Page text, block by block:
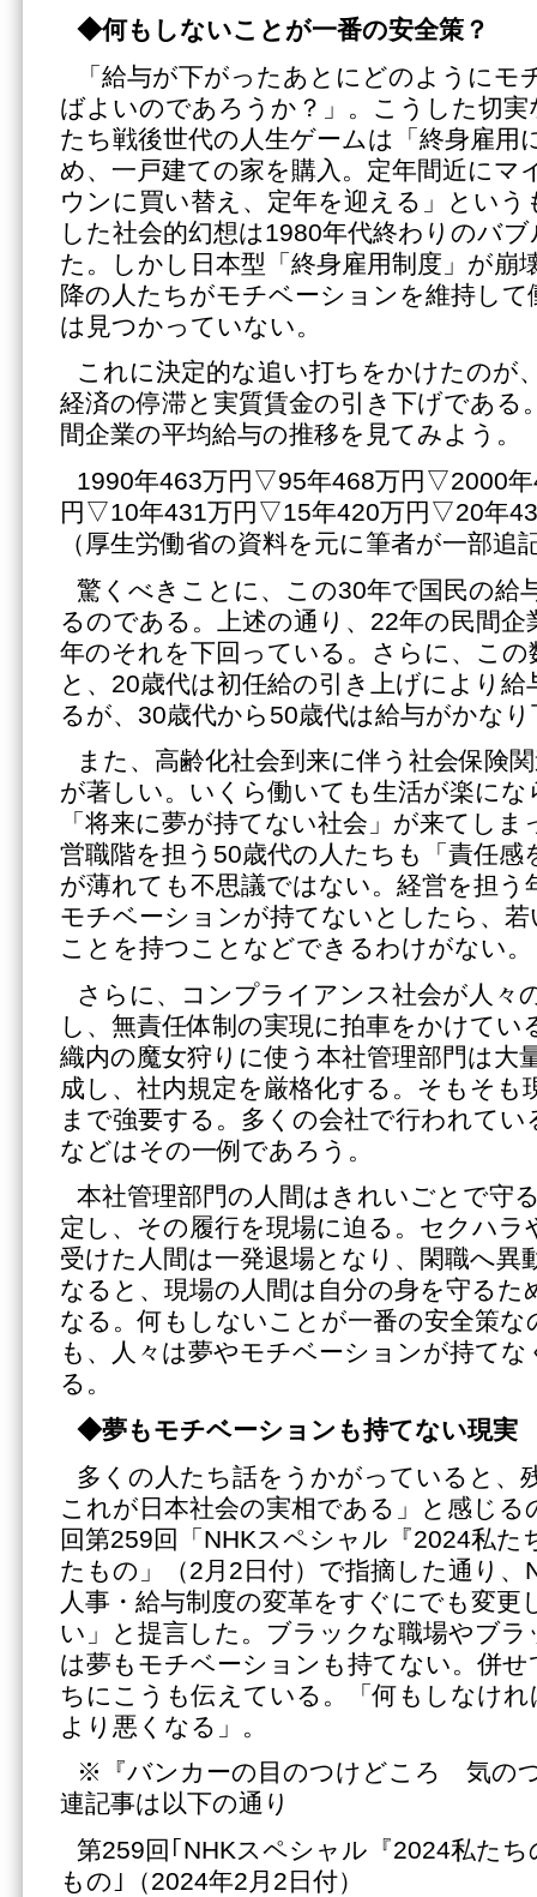
◆何もしないことが一番の安全策？
「給与が下がったあとにどのようにモ
ばよいのであろうか？」。こうした切
たち戦後世代の人生ゲームは「終身雇用
め、一戸建ての家を購入。定年間近にマ
ウンに買い替え、定年を迎える」とい
した社会的幻想は1980年代終わりのバ
た。しかし日本型「終身雇用制度」が崩
降の人たちがモチベーションを維持して
は見つかっていない。
これに決定的な追い打ちをかけたのが
経済の停滞と実質賃金の引き下げである
間企業の平均給与の推移を見てみよう。
1990年463万円▽95年468万円▽2000
円▽10年431万円▽15年420万円▽20年
（厚生労働省の資料を元に筆者が一部追
驚くべきことに、この30年で国民の給
るのである。上述の通り、22年の民間企
年のそれを下回っている。さらに、この
と、20歳代は初任給の引き上げにより
るが、30歳代から50歳代は給与がかな
また、高齢化社会到来に伴う社会保険
が著しい。いくら働いても生活が楽に
「将来に夢が持てない社会」が来てし
営職階を担う50歳代の人たちも「責任感
が薄れても不思議ではない。経営を担う
モチベーションが持てないとしたら、
ことを持つことなどできるわけがない。
さらに、コンプライアンス社会が人々
し、無責任体制の実現に拍車をかけてい
織内の魔女狩りに使う本社管理部門は大
成し、社内規定を厳格化する。そもそも
まで強要する。多くの会社で行われてい
などはその一例であろう。
本社管理部門の人間はきれいごとで守
定し、その履行を現場に迫る。セクハ
受けた人間は一発退場となり、閑職へ異
なると、現場の人間は自分の身を守る
なる。何もしないことが一番の安全策
も、人々は夢やモチベーションが持て
る。
◆夢もモチベーションも持てない現実
多くの人たち話をうかがっていると、
これが日本社会の実相である」と感じる
回第259回「NHKスペシャル『2024私た
たもの」（2月2日付）で指摘した通り、
人事・給与制度の変革をすぐにでも変更
い」と提言した。ブラックな職場やブ
は夢もモチベーションも持てない。併
ちにこうも伝えている。「何もしなけ
より悪くなる」。
※『バンカーの目のつけどころ 気の
連記事は以下の通り
第259回｢NHKスペシャル『2024私た
もの｣（2024年2月2日付）